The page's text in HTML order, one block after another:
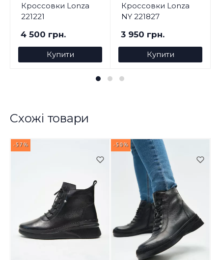
Кроссовки Lonza
221221
4 500 грн.
Купити
Кроссовки Lonza
NY 221827
3 950 грн.
Купити
Схожі товари
-57% -50%